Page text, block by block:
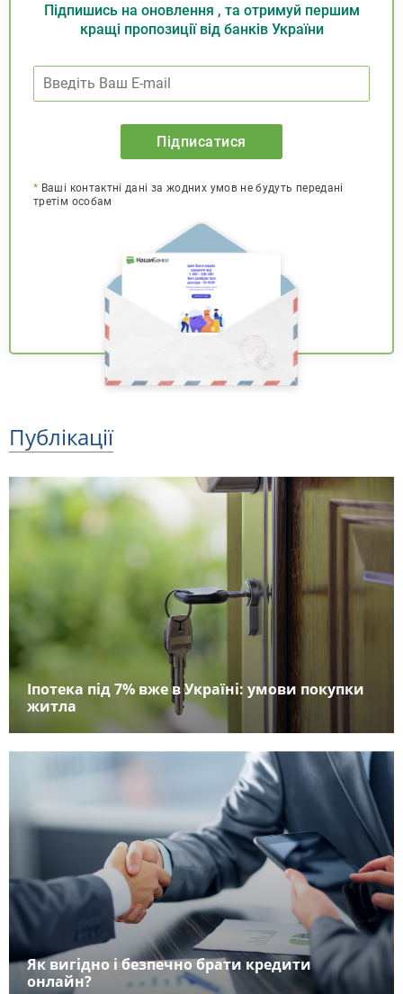
Підпишись на оновлення , та отримуй першим
кращі пропозиції від банків України
Підписатися
* Ваші контактні дані за жодних умов не будуть передані
третім особам
Публікації
Іпотека під 7% вже в Україні: умови покупки
житла
Як вигідно і безпечно брати кредити
онлайн?